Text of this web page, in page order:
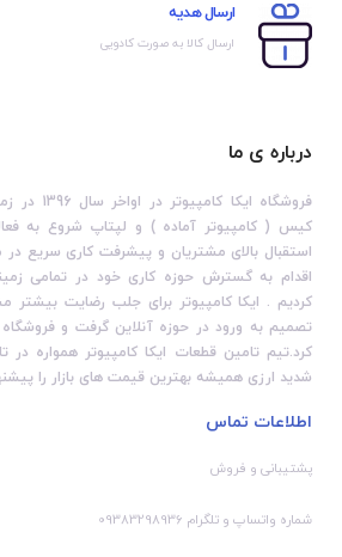
ارسال هدیه
ارسال کالا به صورت کادویی
درباره ی ما
فروشگاه
کیس ( کامپیوتر آماده ) و لپتاپ شروع به
اقدام به گسترش حوزه کاری خود در تمامی
تصمیم به ورود در حوزه آنلاین گرفت و فروشگاه
کرد.تیم تامین قطعات ایکا کامپیوتر همواره
شدید ارزی همیشه بهترین قیمت های بازار را
اطلاعات تماس
پشتیبانی و فروش
شماره واتساپ و تلگرام 09383298936